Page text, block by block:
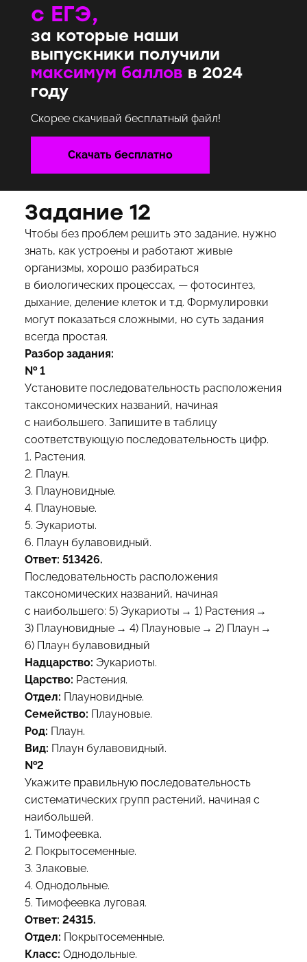
с ЕГЭ,
за которые наши
выпускники получили
максимум баллов в 2024
году
Скорее скачивай бесплатный файл!
Скачать бесплатно
Задание 12
Чтобы без проблем решить это задание, нужно
знать, как устроены и работают живые
организмы, хорошо разбираться
в биологических процессах, — фотосинтез,
дыхание, деление клеток и т.д. Формулировки
могут показаться сложными, но суть задания
всегда простая.
Разбор задания:
№ 1
Установите последовательность расположения
таксономических названий, начиная
с наибольшего. Запишите в таблицу
соответствующую последовательность цифр.
1. Растения.
2. Плаун.
3. Плауновидные.
4. Плауновые.
5. Эукариоты.
6. Плаун булавовидный.
Ответ: 513426.
Последовательность расположения
таксономических названий, начиная
с наибольшего: 5) Эукариоты → 1) Растения →
3) Плауновидные → 4) Плауновые → 2) Плаун →
6) Плаун булавовидный
Надцарство: Эукариоты.
Царство: Растения.
Отдел: Плауновидные.
Семейство: Плауновые.
Род: Плаун.
Вид: Плаун булавовидный.
№2
Укажите правильную последовательность
систематических групп растений, начиная с
наибольшей.
1. Тимофеевка.
2. Покрытосеменные.
3. Злаковые.
4. Однодольные.
5. Тимофеевка луговая.
Ответ: 24315.
Отдел: Покрытосеменные.
Класс: Однодольные.